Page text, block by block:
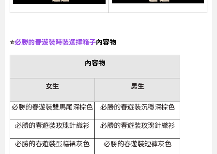
⭐必勝的春遊裝時裝選擇箱子內容物
內容物
女生 男生
必勝的春遊裝雙馬尾深棕色
必勝的春遊裝沉穩深棕色
必勝的春遊裝玫瑰針織衫
必勝的春遊裝玫瑰針織衫
必勝的春遊裝蛋糕裙灰色
必勝的春遊裝短褲灰色